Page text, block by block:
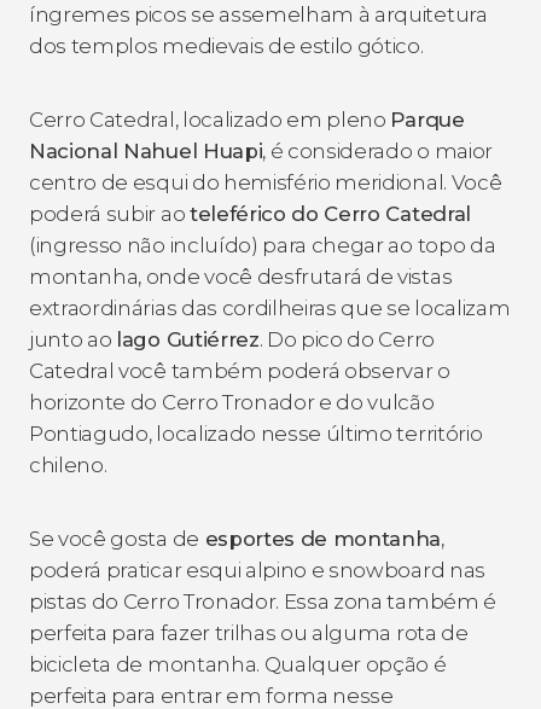
íngremes picos se assemelham à arquitetura
dos templos medievais de estilo gótico.
Cerro Catedral, localizado em pleno Parque
Nacional Nahuel Huapi, é considerado o maior
centro de esqui do hemisfério meridional. Você
poderá subir ao teleférico do Cerro Catedral
(ingresso não incluído) para chegar ao topo da
montanha, onde você desfrutará de vistas
extraordinárias das cordilheiras que se localizam
junto ao lago Gutiérrez. Do pico do Cerro
Catedral você também poderá observar o
horizonte do Cerro Tronador e do vulcão
Pontiagudo, localizado nesse último território
chileno.
Se você gosta de esportes de montanha,
poderá praticar esqui alpino e snowboard nas
pistas do Cerro Tronador. Essa zona também é
perfeita para fazer trilhas ou alguma rota de
bicicleta de montanha. Qualquer opção é
perfeita para entrar em forma nesse